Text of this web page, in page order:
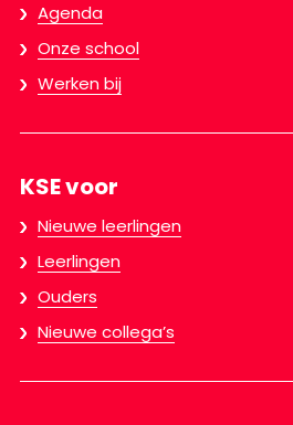
Agenda
Onze school
Werken bij
KSE voor
Nieuwe leerlingen
Leerlingen
Ouders
Nieuwe collega’s